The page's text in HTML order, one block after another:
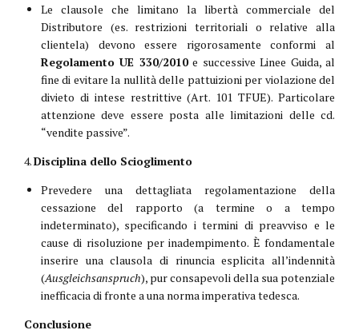
Le clausole che limitano la libertà commerciale del
Distributore (es. restrizioni territoriali o relative alla
clientela) devono essere rigorosamente conformi al
Regolamento UE 330/2010e successive Linee Guida, al
fine di evitare la nullità delle pattuizioni per violazione del
divieto di intese restrittive (Art. 101 TFUE). Particolare
attenzione deve essere posta alle limitazioni delle cd.
“vendite passive”.
4.Disciplina dello Scioglimento
Prevedere una dettagliata regolamentazione della
cessazione del rapporto (a termine o a tempo
indeterminato), specificando i termini di preavviso e le
cause di risoluzione per inadempimento. È fondamentale
inserire una clausola di rinuncia esplicita all’indennità
(Ausgleichsanspruch), pur consapevoli della sua potenziale
inefficacia di fronte a una norma imperativa tedesca.
Conclusione